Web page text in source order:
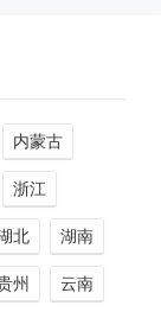
内蒙古
浙江
北 湖南
州 云南